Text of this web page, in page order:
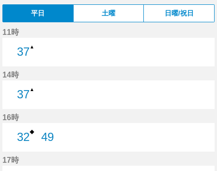
平日 土曜 日曜/祝日
11時
37▲
14時
37▲
16時
32◆
49
17時